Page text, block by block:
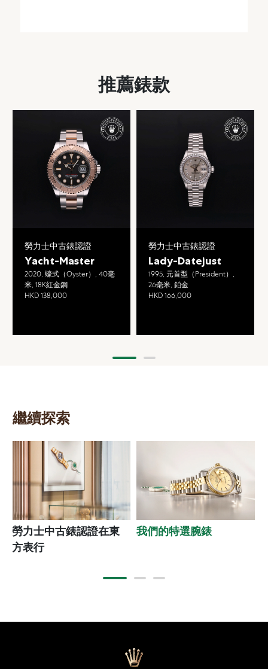
推薦錶款
勞力士中古錶認證
Yacht-Master
2020, 蠔式（Oyster）, 40毫
米, 18K紅金鋼
HKD 138,000
勞力士中古錶認證
Lady-Datejust
1995, 元首型（President）,
26毫米, 鉑金
HKD 166,000
繼續探索
勞力士中古錶認證在東
方表行
我們的特選腕錶